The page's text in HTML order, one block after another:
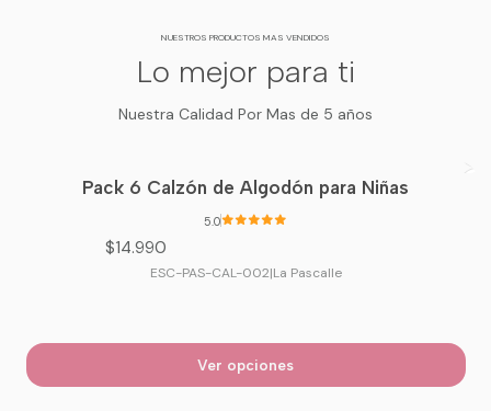
NUESTROS PRODUCTOS MAS VENDIDOS
Lo mejor para ti
Nuestra Calidad Por Mas de 5 años
Pack 6 Calzón de Algodón para Niñas
5.0
$14.990
ESC-PAS-CAL-002|La Pascalle
Ver opciones